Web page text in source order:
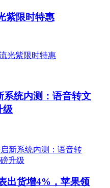
紫限时特惠
系统内测：语音转文
级
出货增4%，苹果领